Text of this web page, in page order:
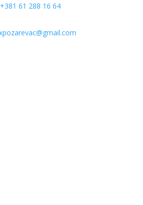
+381 61 288 16 64